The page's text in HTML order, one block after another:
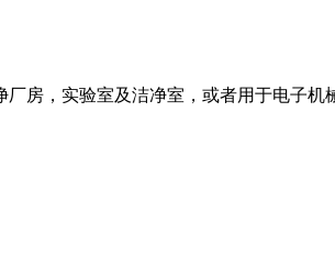
房，实验室及洁净室，或者用于电子